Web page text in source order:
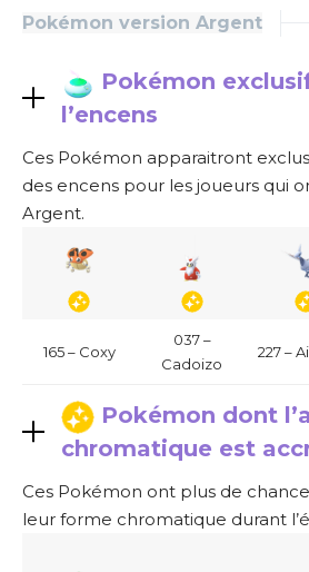
Pokémon version Argent
Pokémon
l’encens
Ces Pokémon apparaitront
des encens pour les joueurs qui
Argent.
165 – Coxy
037 –
Cadoizo
227 –
Pokémon dont
chromatique est
Ces Pokémon ont plus de
leur forme chromatique durant